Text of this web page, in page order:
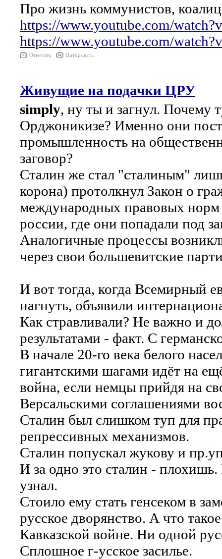
Про жизнь коммунистов,
https://www.youtube.com/
https://www.youtube.com/
Ответить Цитировать
Живущие на подачки ЦРУ
simply, ну ты и загнул. Почему
Орджоникизе? Именно они
промышленность на
заговор?
Сталин же стал "сталиным"
корона) протолкнул Закон о
международных правовых норм
россии, где они попадали под
Аналогичные процессы
через свои большевитские
И вот тогда, когда Всемирный
нагнуть, объявили
Как стравливали? Не важно и
результатами - факт. С
В начале 20-го века белого
гигантскими шагами идёт на
война, если немцы прийдя на
Версальскими соглашениями
Сталин был слишком туп для
репрессивных механизмов.
Сталин попускал жукову и
И за одно это сталин -
узнал.
Стоило ему стать генсеком в
русское дворянство. А что
Кавказской войне. Ни одной
Сплошное г-усское засилье.